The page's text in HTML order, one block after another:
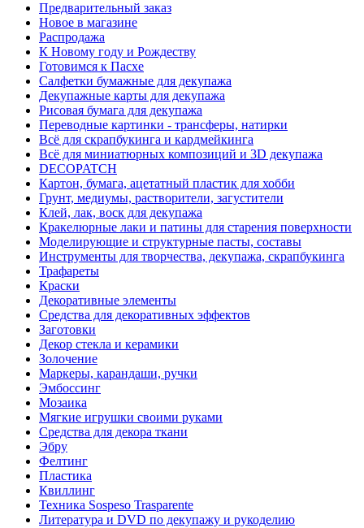
Предварительный заказ
Новое в магазине
Распродажа
К Новому году и Рождеству
Готовимся к Пасхе
Салфетки бумажные для декупажа
Декупажные карты для декупажа
Рисовая бумага для декупажа
Переводные картинки - трансферы, натирки
Всё для скрапбукинга и кардмейкинга
Всё для миниатюрных композиций и 3D декупажа
DECOPATCH
Картон, бумага, ацетатный пластик для хобби
Грунт, медиумы, растворители, загустители
Клей, лак, воск для декупажа
Кракелюрные лаки и патины для старения поверхности
Моделирующие и структурные пасты, составы
Инструменты для творчества, декупажа, скрапбукинга
Трафареты
Краски
Декоративные элементы
Средства для декоративных эффектов
Заготовки
Декор стекла и керамики
Золочение
Маркеры, карандаши, ручки
Эмбоссинг
Мозаика
Мягкие игрушки своими руками
Средства для декора ткани
Эбру
Фелтинг
Пластика
Квиллинг
Техника Sospeso Trasparente
Литература и DVD по декупажу и рукоделию